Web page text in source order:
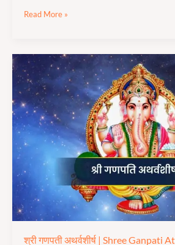
Read More »
श्री गणपती अथर्वशीर्ष | Shree Ganpati
श्री
गणपती
अथर्वशीर्ष
|
Shree Ganpati
Atharvshirsh